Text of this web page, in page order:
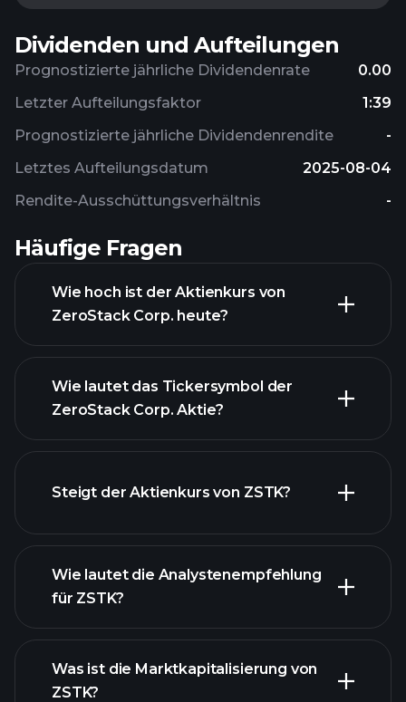
Dividenden und Aufteilungen
Prognostizierte jährliche Dividendenrate 0.00
Prognostizierte jährliche Dividendenrendite -
Rendite-Ausschüttungsverhältnis -
Letzter Aufteilungsfaktor 1:39
Letztes Aufteilungsdatum 2025-08-04
Häufige Fragen
Wie hoch ist der Aktienkurs von
ZeroStack Corp. heute?
Wie lautet das Tickersymbol der
ZeroStack Corp. Aktie?
Steigt der Aktienkurs von ZSTK?
ZSTK Diagramm
Wie lautet die Analystenempfehlung
für ZSTK?
Was ist die Marktkapitalisierung von
ZSTK?